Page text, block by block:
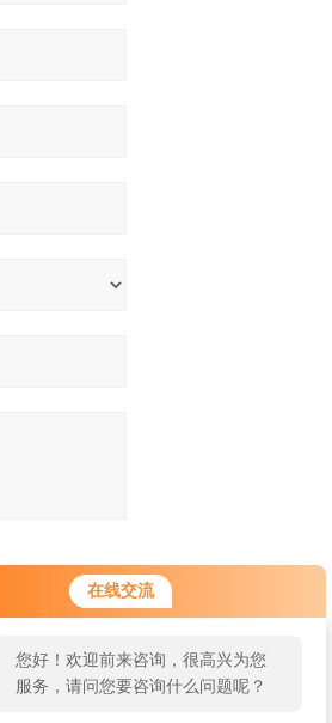
在线交流
您好！欢迎前来咨询，很高兴为您
服务，请问您要咨询什么问题呢？
三加四=7